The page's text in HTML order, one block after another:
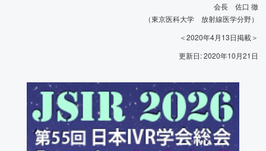
会長 佐口 徹
（東京医科大学 放射線医学分野）
＜2020年4月13日掲載＞
更新日: 2020年10月21日